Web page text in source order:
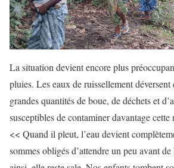
La situation devient encore plus
pluies. Les eaux de ruissellement
grandes quantités de boue, de déchets et
susceptibles de contaminer davantage
<< Quand il pleut, l’eau devient
sommes obligés d’attendre un peu avant